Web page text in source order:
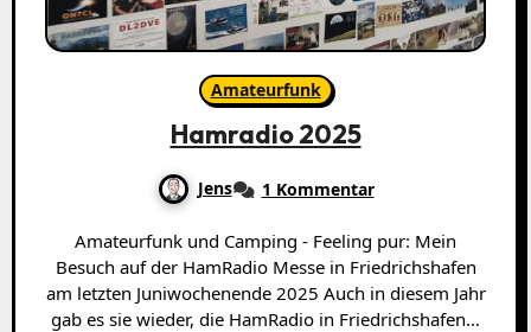
Amateurfunk
Hamradio 2025
Jens 1 Kommentar
Amateurfunk und Camping - Feeling pur: Mein
Besuch auf der HamRadio Messe in Friedrichshafen
am letzten Juniwochenende 2025 Auch in diesem Jahr
gab es sie wieder, die HamRadio in Friedrichshafen…